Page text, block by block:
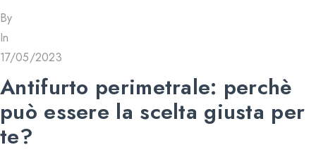
By
In
17/05/2023
Antifurto perimetrale: perchè
può essere la scelta giusta per
te?